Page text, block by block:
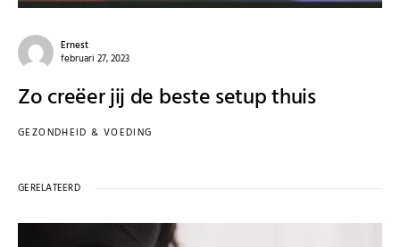
Ernest
februari 27, 2023
Zo creëer jij de beste setup thuis
GEZONDHEID & VOEDING
GERELATEERD